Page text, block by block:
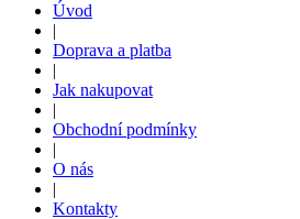
Úvod
|
Doprava a platba
|
Jak nakupovat
|
Obchodní podmínky
|
O nás
|
Kontakty